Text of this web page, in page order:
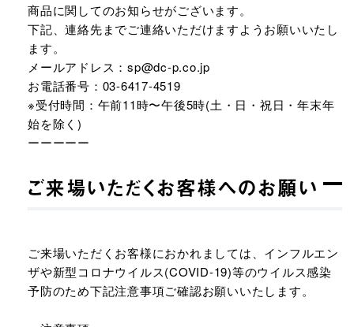
商品に関してのお知らせがございます。
下記、連絡先までご連絡いただけますようお願いいたし
ます。
メールアドレス：sp@dc-p.co.jp
お電話番号：03-6417-4519
※受付時間：午前11時〜午後5時(土・日・祝日・年末年
始を除く)
ーーーーー
ご来場いただくお客様へのお願い
ご来場いただくお客様におかれましては、インフルエン
ザや新型コロナウイルス(COVID-19)等のウイルス感染
予防のため下記注意事項ご確認お願いいたします。